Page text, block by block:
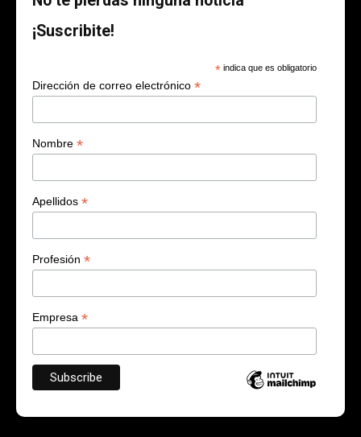
¡Suscribite!
* indica que es obligatorio
Dirección de correo electrónico *
Nombre *
Apellidos *
Profesión *
Empresa *